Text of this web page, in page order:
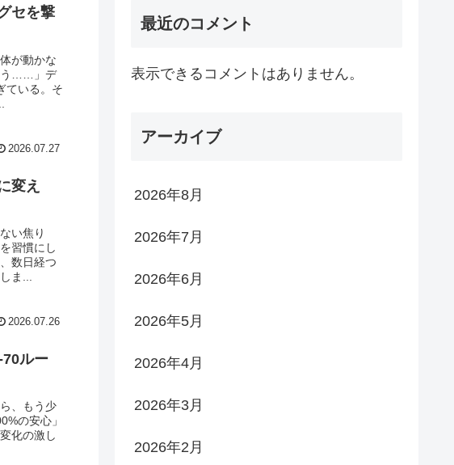
セを撃
が動かな
う……」デ
ている。そ
2026.07.27
変え
い焦り
習慣にし
数日経つ
ま...
2026.07.26
70ルー
、もう少
の安心」
化の激し
最近のコメント
表示できるコメントはありません。
アーカイブ
2026年8月
2026年7月
2026年6月
2026年5月
2026年4月
2026年3月
2026年2月